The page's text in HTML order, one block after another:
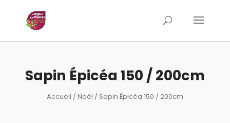
Sapin Épicéa 150 / 200cm
Accueil /Noël / Sapin Épicéa 150 / 200cm